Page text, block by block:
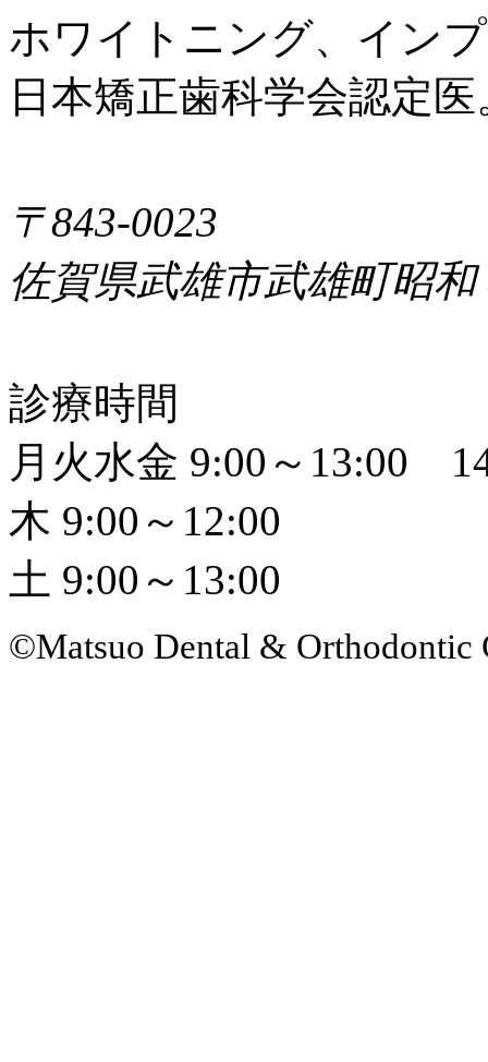
ホワイトニング、イン
日本矯正歯科学会認定
〒843-0023
佐賀県武雄市武雄町昭
診療時間
月火水金 9:00～13:00
木 9:00～12:00
土 9:00～13:00
©Matsuo Dental & Orthodontic